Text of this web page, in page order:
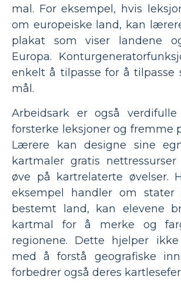
mal. For eksempel, hvis
om europeiske land, kan
plakat som viser landene
Europa.
enkelt å tilpasse for å tilpasse
mål.
Arbeidsark er også
forsterke leksjoner og fremme
Lærere kan designe sine
kartmaler gratis
øve på kartrelaterte øvelser.
eksempel handler om
bestemt land, kan elevene
kartmal for å merke og
regionene. Dette hjelper
med å forstå geografiske
forbedrer også deres